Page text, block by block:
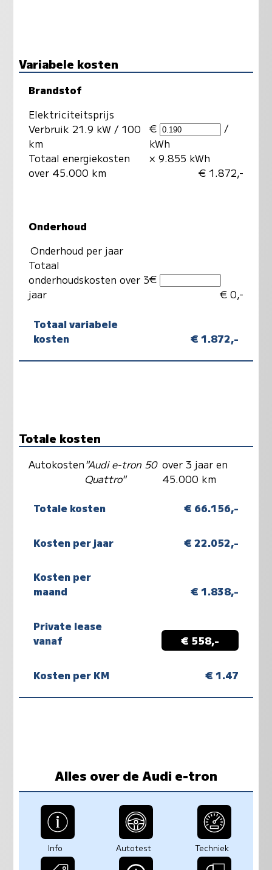
Variabele kosten
Brandstof
Elektriciteitsprijs
Verbruik 21.9 kW / 100
km
Totaal energiekosten
over 45.000 km
€
/
kWh
× 9.855 kWh
€ 1.872,-
Onderhoud
Onderhoud per jaar
Totaal
onderhoudskosten over 3
jaar
€
€ 0,-
Totaal variabele
kosten
€ 1.872,-
Totale kosten
Autokosten"Audi e-tron 50
Quattro"
over 3 jaar en
45.000 km
Totale kosten € 66.156,-
Kosten per jaar € 22.052,-
Kosten per
maand
€ 1.838,-
Private lease
vanaf
€ 558,-
Kosten per KM € 1.47
Alles over de Audi e-tron
Info Autotest Techniek